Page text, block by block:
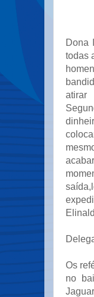
Dona
todas
atirar
Os
no